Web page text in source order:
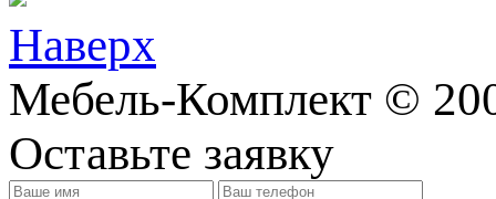
Наверх
Мебель-Комплект ©
Оставьте заявку